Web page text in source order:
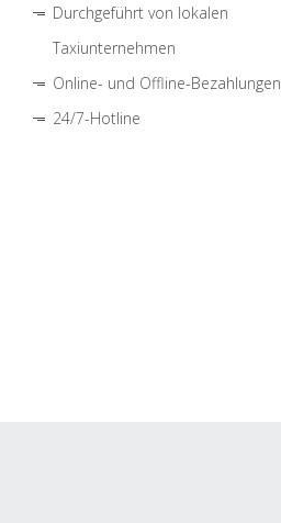
Durchgeführt von lokalen
Taxiunternehmen
Online- und Offline-Bezahlungen
24/7-Hotline